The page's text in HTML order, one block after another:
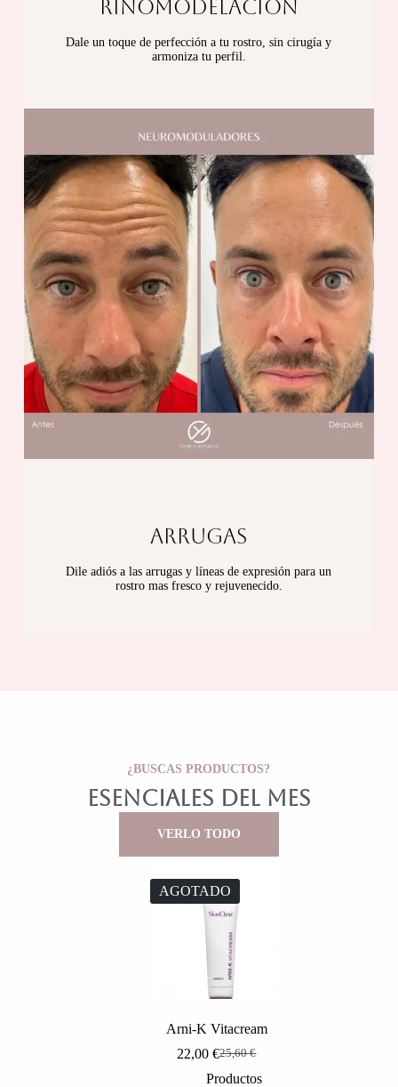
RINOMODELACIÓN
Dale un toque de perfección a tu rostro, sin cirugía y
armoniza tu perfil.
ARRUGAS
Dile adiós a las arrugas y líneas de expresión para un
rostro mas fresco y rejuvenecido.
¿BUSCAS PRODUCTOS?
ESENCIALES DEL MES
VERLO TODO
AGOTADO
Arni-K Vitacream
25,60€
22,00€
Productos